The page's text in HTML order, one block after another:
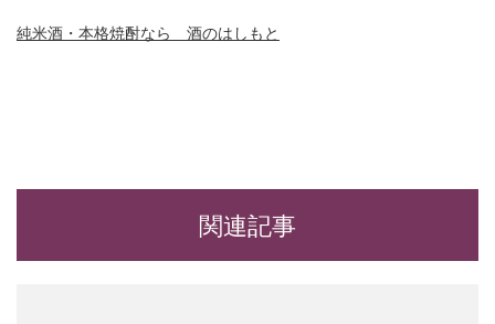
純米酒・本格焼酎なら 酒のはしもと
関連記事